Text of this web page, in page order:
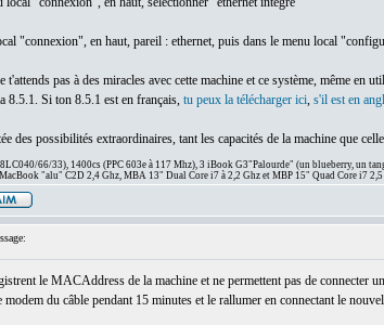
"connexion", en haut, pareil : ethernet, puis dans le menu local
pas à des miracles avec cette machine et ce système, même en
8.5.1. Si ton 8.5.1 est en français, tu peux la télécharger ici, s'il est en
des possibilités extraordinaires, tant les capacités de la machine que
66/33), 1400cs (PPC 603e à 117 Mhz), 3 iBook G3"Palourde" (un blueberry,
"alu" C2D 2,4 Ghz, MBA 13" Dual Core i7 à 2,2 Ghz et MBP 15" Quad Core i7
le MACAddress de la machine et ne permettent pas de connecter
du câble pendant 15 minutes et le rallumer en connectant le